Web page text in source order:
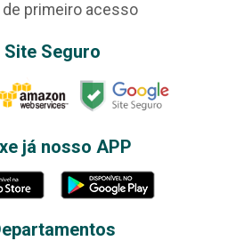
de primeiro acesso
Site Seguro
já nosso APP